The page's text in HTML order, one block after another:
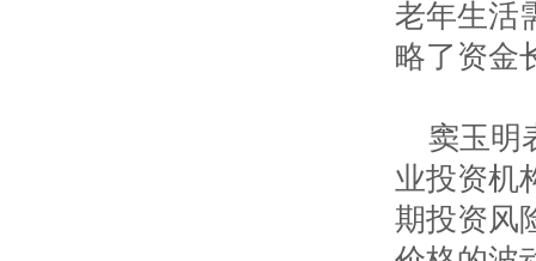
老年生活
略了资金
窦玉明
业投资机
期投资风